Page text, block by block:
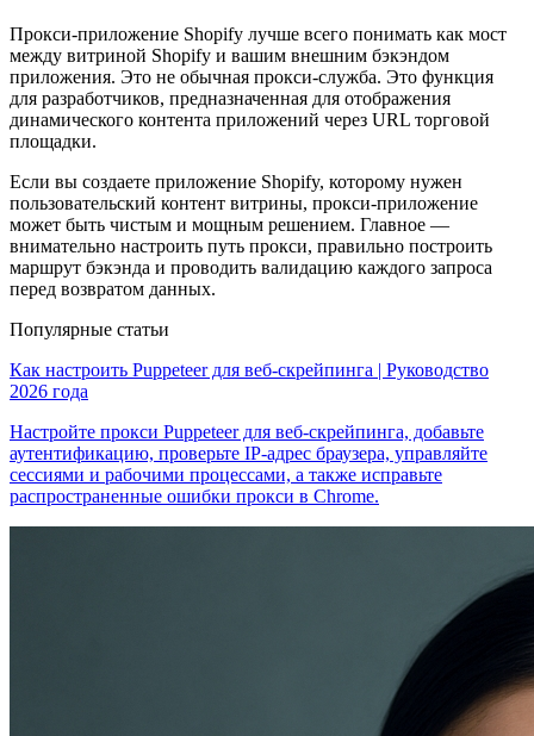
Прокси-приложение Shopify лучше всего понимать как мост
между витриной Shopify и вашим внешним бэкэндом
приложения. Это не обычная прокси-служба. Это функция
для разработчиков, предназначенная для отображения
динамического контента приложений через URL торговой
площадки.
Если вы создаете приложение Shopify, которому нужен
пользовательский контент витрины, прокси-приложение
может быть чистым и мощным решением. Главное —
внимательно настроить путь прокси, правильно построить
маршрут бэкэнда и проводить валидацию каждого запроса
перед возвратом данных.
Популярные статьи
Как настроить Puppeteer для веб-скрейпинга | Руководство
2026 года
Настройте прокси Puppeteer для веб-скрейпинга, добавьте
аутентификацию, проверьте IP-адрес браузера, управляйте
сессиями и рабочими процессами, а также исправьте
распространенные ошибки прокси в Chrome.